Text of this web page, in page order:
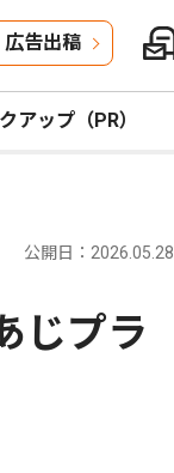
広告出稿
アップ（PR）
公開日：2026.05.28
じプラ